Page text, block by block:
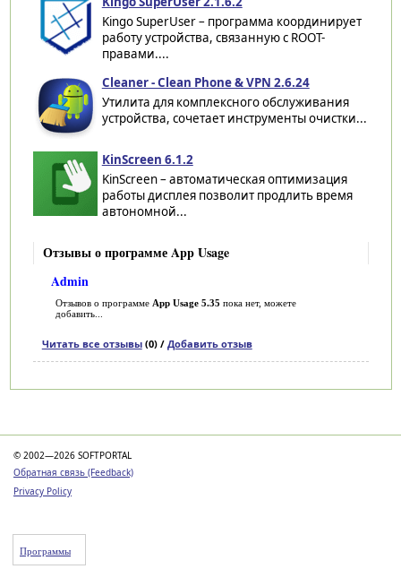
Kingo SuperUser – программа координирует
работу устройства, связанную с ROOT-
правами....
Cleaner - Clean Phone & VPN 2.6.24
Утилита для комплексного обслуживания
устройства, сочетает инструменты очистки...
KinScreen 6.1.2
KinScreen – автоматическая оптимизация
работы дисплея позволит продлить время
автономной...
Отзывы о программе App Usage
Admin
Отзывов о программе App Usage 5.35 пока нет, можете
добавить...
Читать все отзывы(0) / Добавить отзыв
© 2002—2026 SOFTPORTAL
Обратная связь (Feedback)
Privacy Policy
Программы